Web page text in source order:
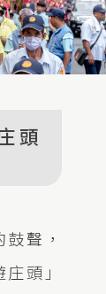
頭
聲，
頭」